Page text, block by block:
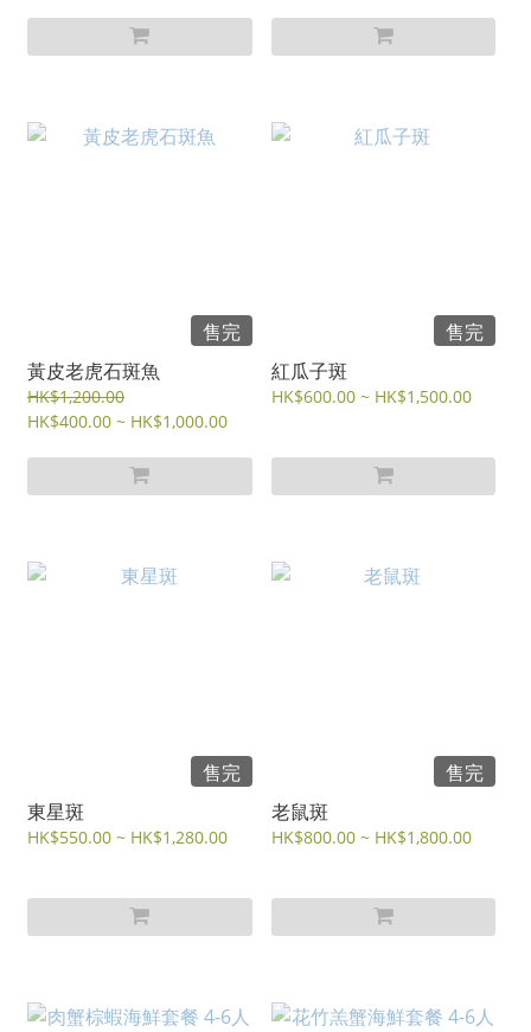
售完
黃皮老虎石斑魚
HK$1,200.00
HK$400.00 ~ HK$1,000.00
售完
紅瓜子斑
HK$600.00 ~ HK$1,500.00
售完
東星斑
HK$550.00 ~ HK$1,280.00
售完
老鼠斑
HK$800.00 ~ HK$1,800.00